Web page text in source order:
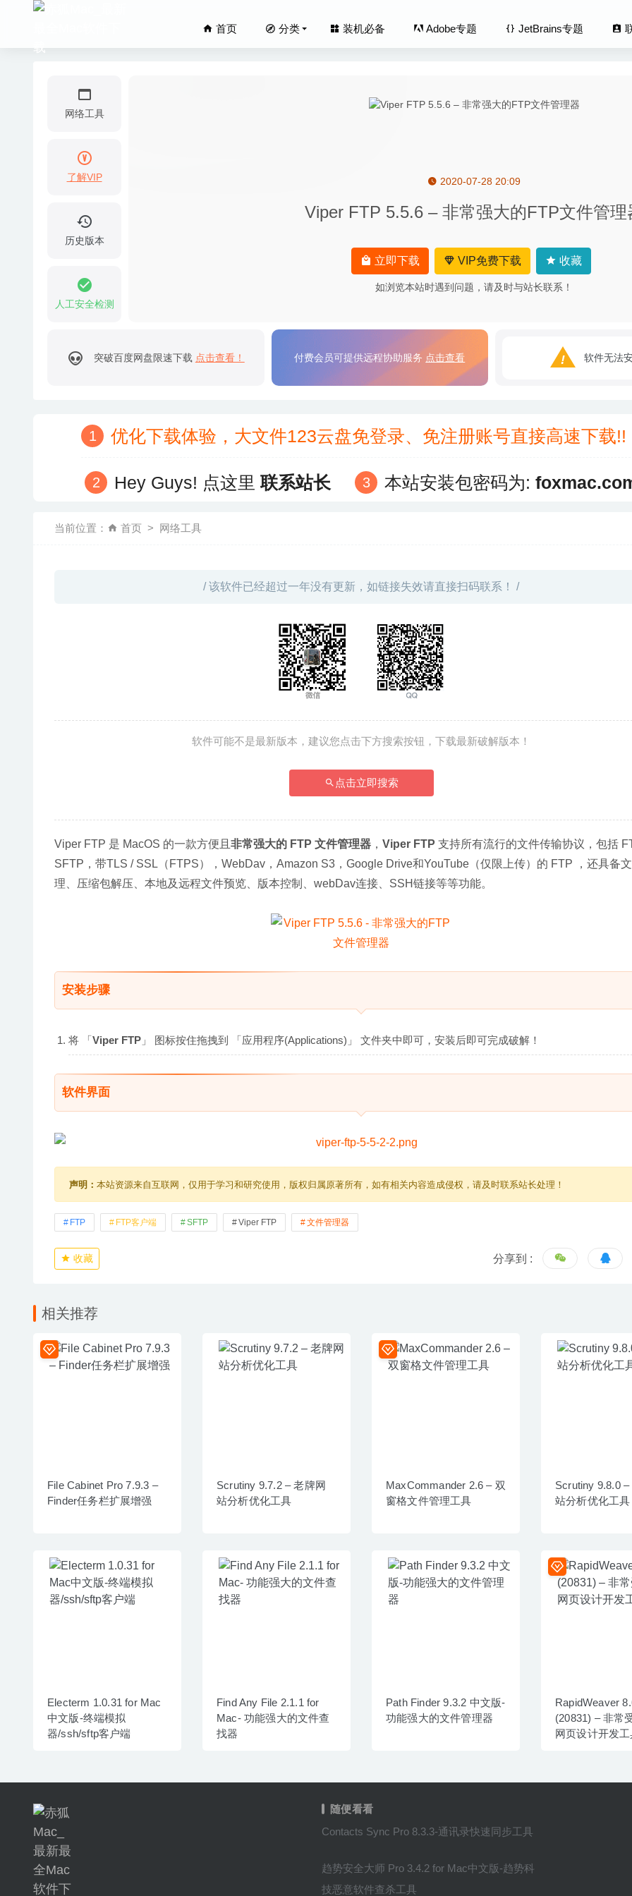
首页 分类 装机必备 Adobe专题 JetBrains专题
网络工具
了解VIP
历史版本
人工安全检测
2020-07-28 20:09
Viper FTP 5.5.6 – 非常强大的FTP文件管理
立即下载 VIP免费下载 收藏
如浏览本站时遇到问题，请及时与站长联系！
突破百度网盘限速下载 点击查看！ 付费会员可提供远程协助服务 点击查看 软件无法
优化下载体验，大文件123云盘免登录、免注册账号直接高速下载!!
Hey Guys! 点这里联系站长 本站安装包密码为:
当前位置： 首页 网络工具
/ 该软件已经超过一年没有更新，如链接失效请直接扫码联系！ /
软件可能不是最新版本，建议您点击下方搜索按钮，下载最新破解版本！
点击立即搜索
Viper FTP 是 MacOS 的一款方便且 非常强大的 FTP 文件管理器 ， Viper FTP 支持所有流行的文件传输协议，包括
SFTP，带TLS / SSL（FTPS），WebDav，Amazon S3，Google Drive和YouTube（仅限上传）的 FTP ，还具备
理、压缩包解压、本地及远程文件预览、版本控制、webDav连接、SSH链接等等功能。
安装步骤
将 「Viper FTP 」 图标按住拖拽到 「应用程序(Applications)」 文件夹中即可，安装后即可完成破解！
软件界面
声明： 本站资源来自互联网，仅用于学习和研究使用，版权归属原著所有，如有相关内容造成侵权，请及时联系站长处理！
FTP FTP客户端 SFTP Viper FTP 文件管理器
收藏 分享到 :
相关推荐
File Cabinet Pro 7.9.3 –
Finder任务栏扩展增强
Scrutiny 9.7.2 – 老牌网
站分析优化工具
MaxCommander 2.6 – 双
窗格文件管理工具
Scrutiny 9.8.0 –
站分析优化工具
Electerm 1.0.31 for Mac
中文版-终端模拟
器/ssh/sftp客户端
Find Any File 2.1.1 for
Mac- 功能强大的文件查
找器
Path Finder 9.3.2 中文版-
功能强大的文件管理器
RapidWeaver
(20831) – 非常
网页设计开发工
随便看看
Contacts Sync Pro 8.3.3-通讯录快速同步工具
趋势安全大师 Pro 3.4.2 for Mac中文版-趋势科
技恶意软件查杀工具
iShowU Studio 2.2.3.1057 – 优秀的屏幕录制与编辑软件 2020-08-20
Navicat BI 2.1.9 中文版-可视化的智能 Navicat BI 工具 2025-02-01
2Do 2.9.77 中文版-非常优秀的任务待办管理工具GTD 2026-04-10